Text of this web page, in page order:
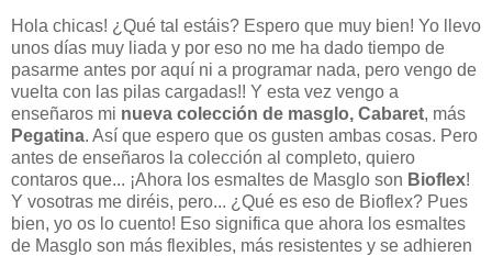
Hola chicas! ¿Qué tal estáis? Espero que muy bien! Yo llevo
unos días muy liada y por eso no me ha dado tiempo de
pasarme antes por aquí ni a programar nada, pero vengo de
vuelta con las pilas cargadas!! Y esta vez vengo a
enseñaros mi nueva colección de masglo, Cabaret, más
Pegatina. Así que espero que os gusten ambas cosas. Pero
antes de enseñaros la colección al completo, quiero
contaros que... ¡Ahora los esmaltes de Masglo son Bioflex!
Y vosotras me diréis, pero... ¿Qué es eso de Bioflex? Pues
bien, yo os lo cuento! Eso significa que ahora los esmaltes
de Masglo son más flexibles, más resistentes y se adhieren